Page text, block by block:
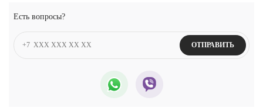
Есть вопросы?
ОТПРАВИТЬ